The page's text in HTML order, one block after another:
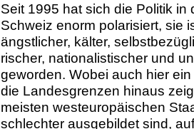
Seit 1995 hat sich die Politik in
Schweiz enorm polarisiert, sie
ängstlicher, kälter,
ri­scher, nationalistischer und
geworden. Wobei auch hier
die Landesgrenzen hinaus
meisten westeuropäischen
schlechter ausgebildet sind,